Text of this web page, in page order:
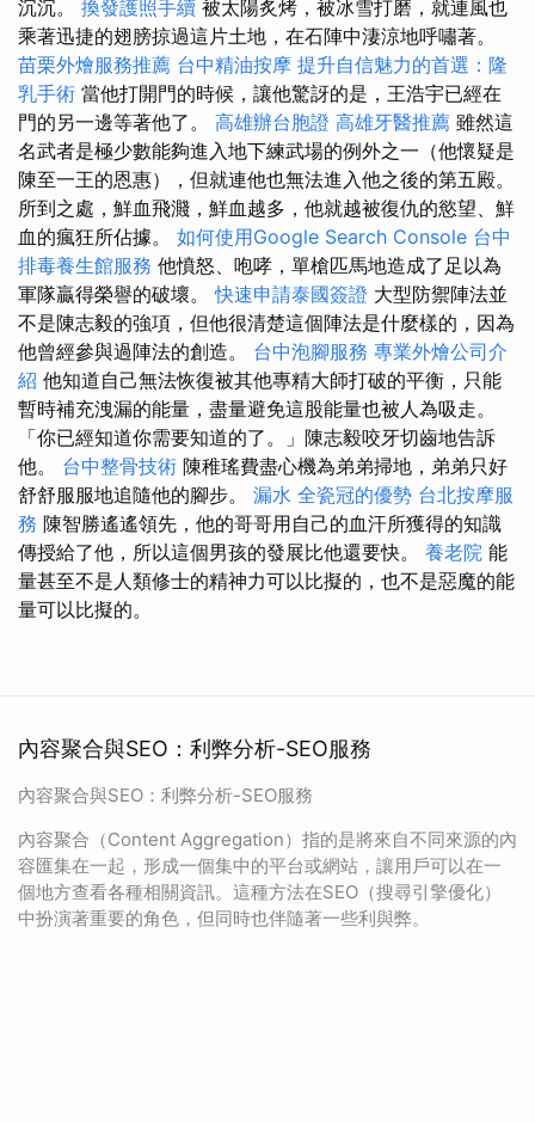
沉沉。 換發護照手續 被太陽炙烤，被冰雪打磨，就連風也
乘著迅捷的翅膀掠過這片土地，在石陣中淒涼地呼嘯著。
苗栗外燴服務推薦 台中精油按摩 提升自信魅力的首選：隆
乳手術 當他打開門的時候，讓他驚訝的是，王浩宇已經在
門的另一邊等著他了。 高雄辦台胞證 高雄牙醫推薦 雖然這
名武者是極少數能夠進入地下練武場的例外之一（他懷疑是
陳至一王的恩惠），但就連他也無法進入他之後的第五殿。
所到之處，鮮血飛濺，鮮血越多，他就越被復仇的慾望、鮮
血的瘋狂所佔據。 如何使用Google Search Console 台中
排毒養生館服務 他憤怒、咆哮，單槍匹馬地造成了足以為
軍隊贏得榮譽的破壞。快速申請泰國簽證 大型防禦陣法並
不是陳志毅的強項，但他很清楚這個陣法是什麼樣的，因為
他曾經參與過陣法的創造。 台中泡腳服務 專業外燴公司介
紹 他知道自己無法恢復被其他專精大師打破的平衡，只能
暫時補充洩漏的能量，盡量避免這股能量也被人為吸走。
「你已經知道你需要知道的了。」陳志毅咬牙切齒地告訴
他。 台中整骨技術 陳稚瑤費盡心機為弟弟掃地，弟弟只好
舒舒服服地追隨他的腳步。 漏水 全瓷冠的優勢 台北按摩服
務 陳智勝遙遙領先，他的哥哥用自己的血汗所獲得的知識
傳授給了他，所以這個男孩的發展比他還要快。 養老院 能
量甚至不是人類修士的精神力可以比擬的，也不是惡魔的能
量可以比擬的。
內容聚合與SEO：利弊分析-SEO服務
內容聚合與SEO：利弊分析-SEO服務
內容聚合（Content Aggregation）指的是將來自不同來源的內
容匯集在一起，形成一個集中的平台或網站，讓用戶可以在一
個地方查看各種相關資訊。這種方法在SEO（搜尋引擎優化）
中扮演著重要的角色，但同時也伴隨著一些利與弊。